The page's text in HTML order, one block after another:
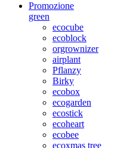
Promozione
green
ecocube
ecoblock
orgrownizer
airplant
Pflanzy
Birky
ecobox
ecogarden
ecostick
ecoheart
ecobee
ecoxmas tree